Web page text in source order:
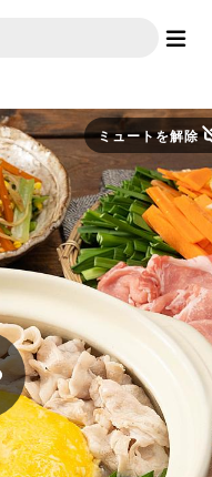
ミュートを解除